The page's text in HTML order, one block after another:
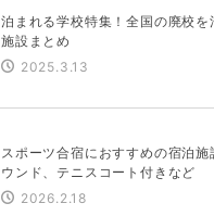
泊まれる学校特集！全国の廃校
施設まとめ
2025.3.13
スポーツ合宿におすすめの宿泊施
ウンド、テニスコート付きなど
2026.2.18